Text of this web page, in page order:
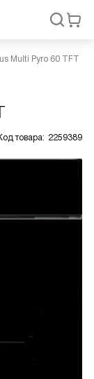
Multi Pyro 60 TFT
товара: 2259389